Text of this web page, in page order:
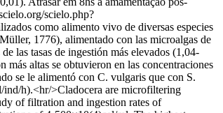
scielo.php?
como alimento vivo de diversas especies
1776), alimentado con las microalgas de
las tasas de ingestión más elevados (1,04-
altas se obtuvieron en las concentraciones
se le alimentó con C. vulgaris que con S.
ind/h).<hr/>Cladocera are microfiltering
of filtration and ingestion rates of